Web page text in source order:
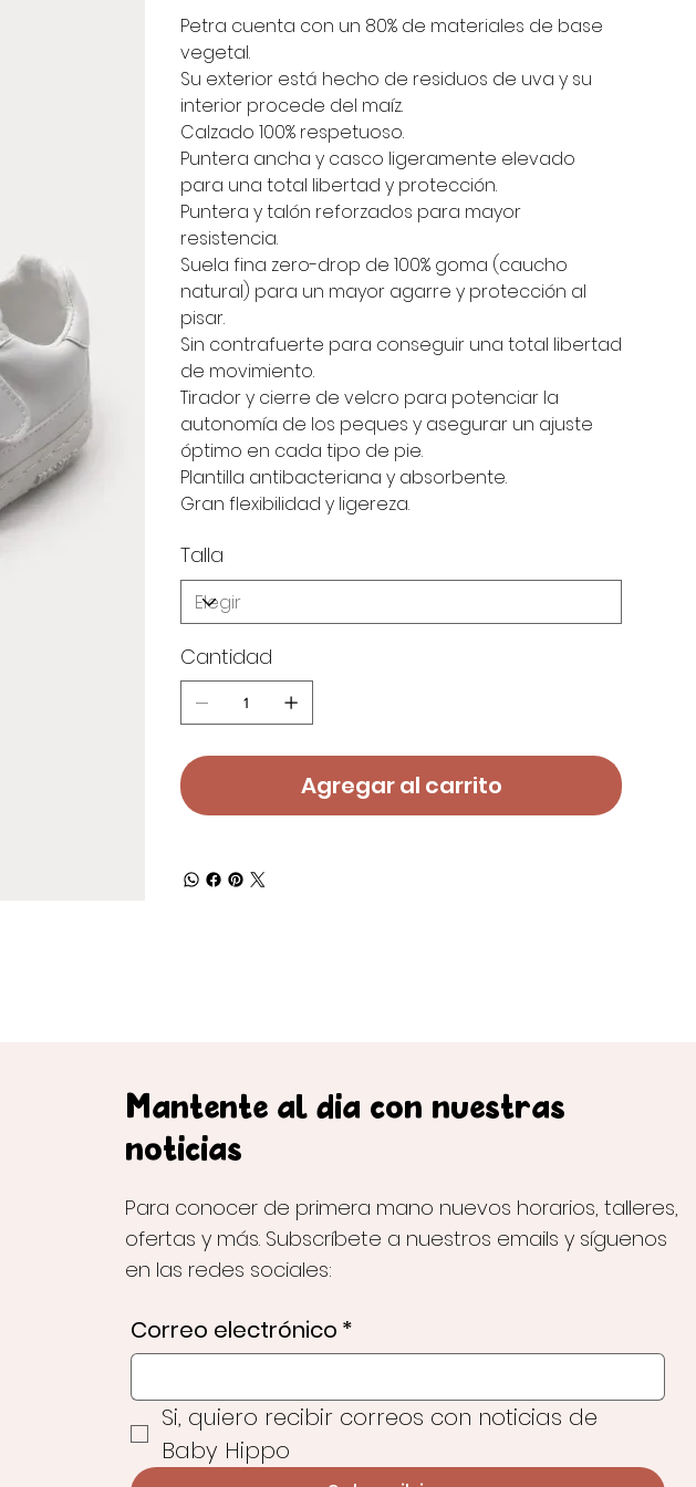
Petra cuenta con un 80% de materiales de base
vegetal.
Su exterior está hecho de residuos de uva y su
interior procede del maíz.
Calzado 100% respetuoso.
Puntera ancha y casco ligeramente elevado
para una total libertad y protección.
Puntera y talón reforzados para mayor
resistencia.
Suela fina zero-drop de 100% goma (caucho
natural) para un mayor agarre y protección al
pisar.
Sin contrafuerte para conseguir una total libertad
de movimiento.
Tirador y cierre de velcro para potenciar la
autonomía de los peques y asegurar un ajuste
óptimo en cada tipo de pie.
Plantilla antibacteriana y absorbente.
Gran flexibilidad y ligereza.
Talla
Cantidad
Agregar al carrito
Mantente al día con nuestras
noticias
Para conocer de primera mano nuevos horarios, talleres,
ofertas y más. Subscríbete a nuestros emails y síguenos
en las redes sociales:
Correo electrónico *
Si, quiero recibir correos con noticias de
Baby Hippo